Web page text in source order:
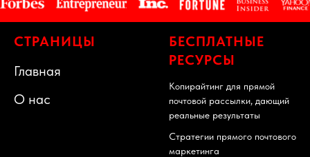
СТРАНИЦЫ
Главная
О нас
БЕСПЛАТНЫЕ
РЕСУРСЫ
Копирайтинг для прямой
почтовой рассылки, дающий
реальные результаты
Стратегии прямого почтового
маркетинга